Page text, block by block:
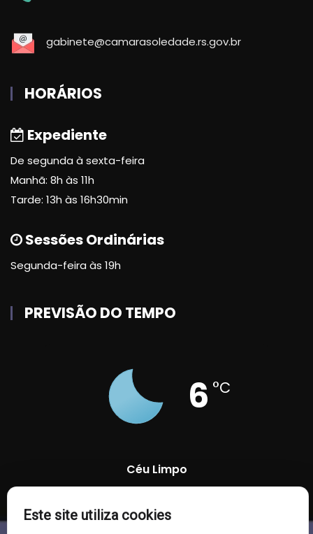
gabinete@camarasoledade.rs.gov.br
HORÁRIOS
Expediente
De segunda à sexta-feira
Manhã: 8h às 11h
Tarde: 13h às 16h30min
Sessões Ordinárias
Segunda-feira às 19h
PREVISÃO DO TEMPO
6 °C
Céu Limpo
89 % 1009 mb
Este site utiliza cookies